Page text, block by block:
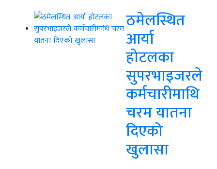
ठमेलस्थित
आर्या
होटलका
सुपरभाइजरले
कर्मचारीमाथि
चरम यातना
दिएको
खुलासा